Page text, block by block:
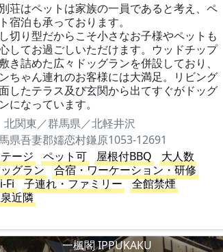
荘はペットは家族の一員であると考え、ペ
宿泊も承っております。
切り型だからこそ小さなお子様やペットも
してお過ごしいただけます。ウッドチップ
き詰めた広々ドッグランを併設しており、
ちゃん連れのお客様には大満足。リビング
したテラス及び玄関から出てすぐがドッグ
になっています。
北関東／群馬県／北軽井沢
県吾妻郡嬬恋村鎌原1053-12691
ージ
ペット可 屋根付BBQ
大人数
グラン
合宿・ワーケーション・研修
Fi
子連れ・ファミリー
全館禁煙
近隣
一楓閣 IPPUKAKU